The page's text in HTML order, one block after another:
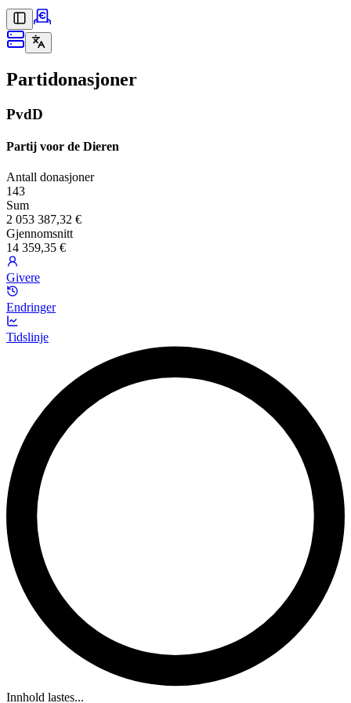
Partidonasjoner
PvdD
Partij voor de Dieren
Antall donasjoner
143
Sum
2 053 387,32 €
Gjennomsnitt
14 359,35 €
Givere
Endringer
Tidslinje
Innhold lastes...